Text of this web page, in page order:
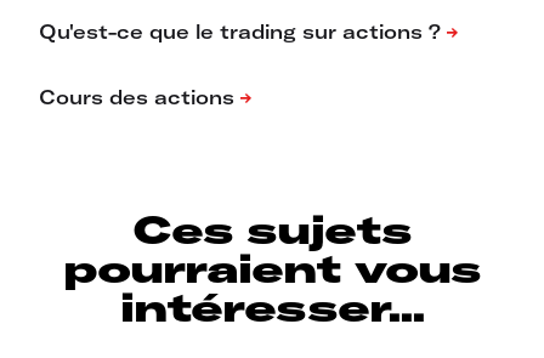
Ces sujets
pourraient vous
intéresser...